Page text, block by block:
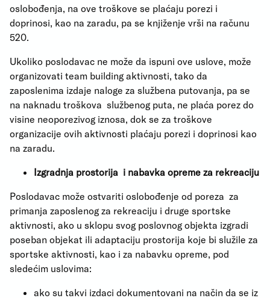
oslobođenja, na ove troškove se plaćaju porezi i
doprinosi, kao na zaradu, pa se knjiženje vrši na računu
520.
Ukoliko poslodavac ne može da ispuni ove uslove, može
organizovati team building aktivnosti, tako da
zaposlenima izdaje naloge za službena putovanja, pa se
na naknadu troškova službenog puta, ne plaća porez do
visine neoporezivog iznosa, dok se za troškove
organizacije ovih aktivnosti plaćaju porezi i doprinosi kao
na zaradu.
Izgradnja prostorija i nabavka opreme za rekreaciju
Poslodavac može ostvariti oslobođenje od poreza za
primanja zaposlenog za rekreaciju i druge sportske
aktivnosti, ako u sklopu svog poslovnog objekta izgradi
poseban objekat ili adaptaciju prostorija koje bi služile za
sportske aktivnosti, kao i za nabavku opreme, pod
sledećim uslovima:
ako su takvi izdaci dokumentovani na način da se iz